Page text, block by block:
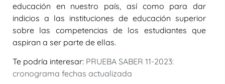
educación en nuestro país, así como para dar
indicios a las instituciones de educación superior
sobre las competencias de los estudiantes que
aspiran a ser parte de ellas.
Te podría interesar: PRUEBA SABER 11-2023:
cronograma fechas actualizada